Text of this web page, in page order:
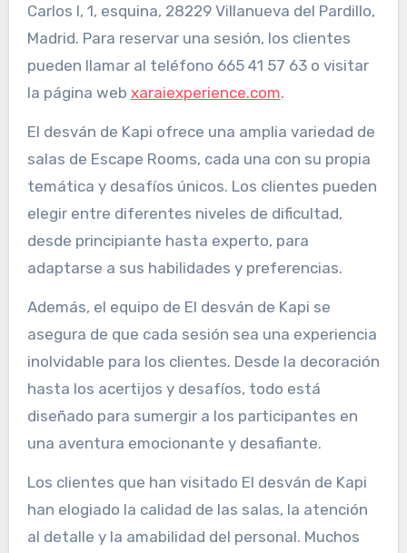
Carlos I, 1, esquina, 28229 Villanueva del Pardillo,
Madrid. Para reservar una sesión, los clientes
pueden llamar al teléfono 665 41 57 63 o visitar
la página web xaraiexperience.com.
El desván de Kapi ofrece una amplia variedad de
salas de Escape Rooms, cada una con su propia
temática y desafíos únicos. Los clientes pueden
elegir entre diferentes niveles de dificultad,
desde principiante hasta experto, para
adaptarse a sus habilidades y preferencias.
Además, el equipo de El desván de Kapi se
asegura de que cada sesión sea una experiencia
inolvidable para los clientes. Desde la decoración
hasta los acertijos y desafíos, todo está
diseñado para sumergir a los participantes en
una aventura emocionante y desafiante.
Los clientes que han visitado El desván de Kapi
han elogiado la calidad de las salas, la atención
al detalle y la amabilidad del personal. Muchos